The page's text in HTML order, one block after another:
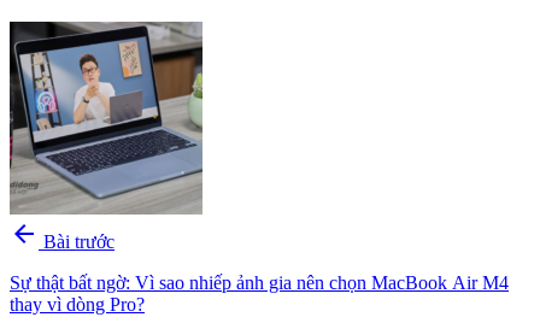
arrow_back Bài trước
Sự thật bất ngờ: Vì sao nhiếp ảnh gia nên chọn MacBook Air M4
thay vì dòng Pro?